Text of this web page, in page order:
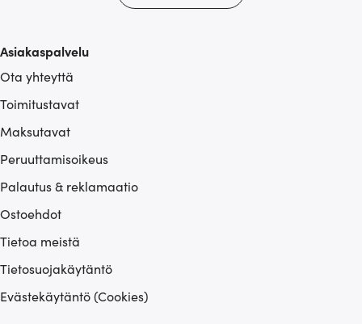
tietoja muihin tietoihin, joita olet antanut heille tai joita on
Asiakaspalvelu
Ota yhteyttä
Toimitustavat
Maksutavat
Peruuttamisoikeus
Palautus & reklamaatio
Ostoehdot
Tietoa meistä
Tietosuojakäytäntö
Evästekäytäntö (Cookies)